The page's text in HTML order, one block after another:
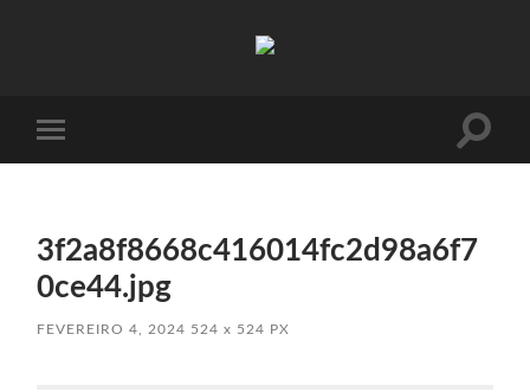
mobile
Toggle
3f2a8f8668c416014fc2d98a6f7
0ce44.jpg
FEVEREIRO 4, 2024 524x 524 PX